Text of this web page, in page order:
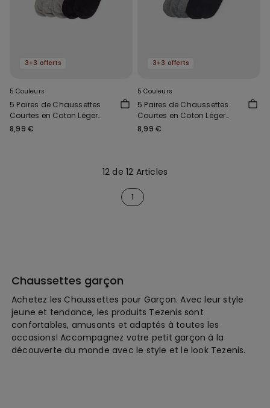
3+3 offerts
5 Couleurs
5 Paires de Chaussettes
Courtes en Coton Léger
Enfant Unisexe
8,99 €
3+3 offerts
5 Couleurs
5 Paires de Chaussettes
Courtes en Coton Léger
Enfant Unisexe
8,99 €
12 de 12 Articles
1
Chaussettes garçon
Achetez les Chaussettes pour Garçon. Avec leur style
jeune et tendance, les produits Tezenis sont
confortables, amusants et adaptés à toutes les
occasions! Accompagnez votre petit garçon à la
découverte du monde avec le style et le look Tezenis.